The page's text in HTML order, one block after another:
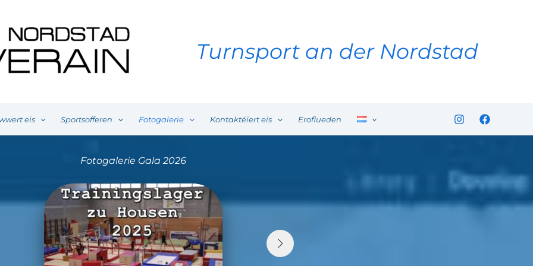
Turnsport an der Nordstad
eis Sportsofferen Fotogalerie Kontaktéiert eis Eroflueden
Fotogalerie Gala 2026